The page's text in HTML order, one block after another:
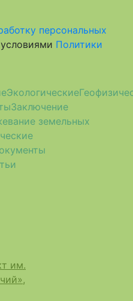
персональных
Политики
Экологические
Заключение
земельных
им.